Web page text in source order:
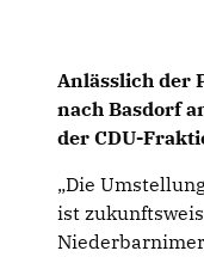
Anlässlich der
nach Basdorf
der CDU-
Die
ist